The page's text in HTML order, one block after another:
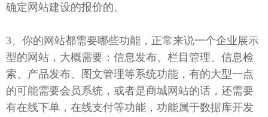
确定网站建设的报价的。
3、你的网站都需要哪些功能，正常来说一个企业展示
型的网站，大概需要：信息发布、栏目管理、信息检
索、产品发布、图文管理等系统功能，有的大型一点
的可能需要会员系统，或者是商城网站的话，还需要
有在线下单，在线支付等功能，功能属于数据库开发